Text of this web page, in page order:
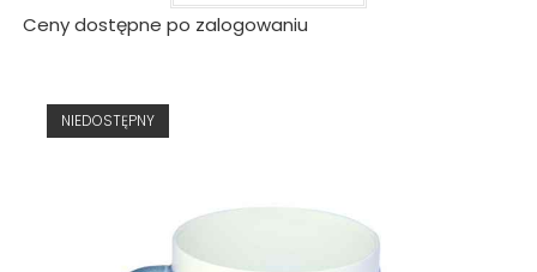
Ceny dostępne po zalogowaniu
NIEDOSTĘPNY